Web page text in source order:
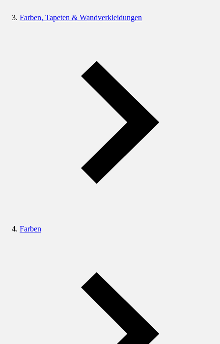
Farben, Tapeten & Wandverkleidungen
Farben